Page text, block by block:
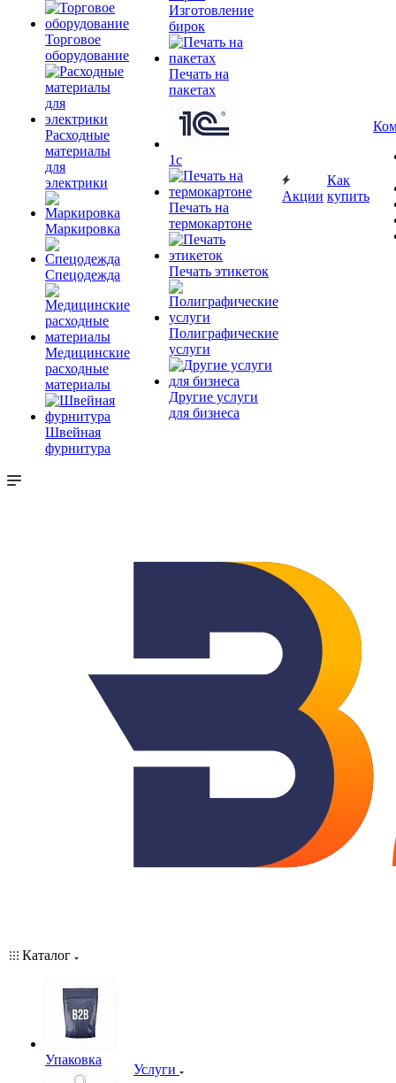
Торговое
оборудование
Расходные
материалы
для
электрики
Маркировка
Спецодежда
Медицинские
расходные
материалы
Швейная
фурнитура
Изготовление
бирок
Печать на
пакетах
1c
Печать на
термокартоне
Печать этикеток
Полиграфические
услуги
Другие услуги
для бизнеса
Акции
Как
купить
Каталог
Упаковка
Услуги